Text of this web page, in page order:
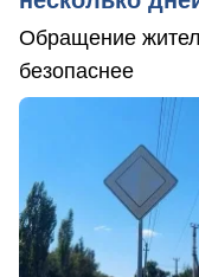
Обращение
безопаснее